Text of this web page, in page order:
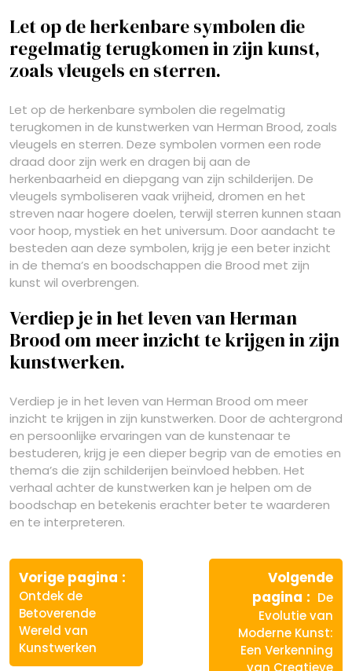
Let op de herkenbare symbolen die
regelmatig terugkomen in zijn kunst,
zoals vleugels en sterren.
Let op de herkenbare symbolen die regelmatig
terugkomen in de kunstwerken van Herman Brood, zoals
vleugels en sterren. Deze symbolen vormen een rode
draad door zijn werk en dragen bij aan de
herkenbaarheid en diepgang van zijn schilderijen. De
vleugels symboliseren vaak vrijheid, dromen en het
streven naar hogere doelen, terwijl sterren kunnen staan
voor hoop, mystiek en het universum. Door aandacht te
besteden aan deze symbolen, krijg je een beter inzicht
in de thema’s en boodschappen die Brood met zijn
kunst wil overbrengen.
Verdiep je in het leven van Herman
Brood om meer inzicht te krijgen in zijn
kunstwerken.
Verdiep je in het leven van Herman Brood om meer
inzicht te krijgen in zijn kunstwerken. Door de achtergrond
en persoonlijke ervaringen van de kunstenaar te
bestuderen, krijg je een dieper begrip van de emoties en
thema’s die zijn schilderijen beïnvloed hebben. Het
verhaal achter de kunstwerken kan je helpen om de
boodschap en betekenis erachter beter te waarderen
en te interpreteren.
Berichtnavigatie
Vorige pagina
Ontdek de
Betoverende
Wereld van
Kunstwerken
Volgende
pagina
De
Evolutie van
Moderne Kunst:
Een Verkenning
van Creatieve